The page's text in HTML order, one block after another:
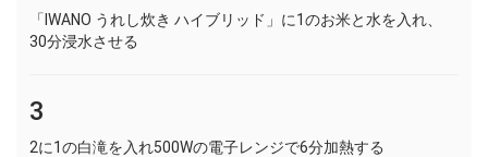
「IWANO うれし炊き ハイブリッド」に1のお米と水を入れ、
30分浸水させる
3
2に1の白滝を入れ500Wの電子レンジで6分加熱する